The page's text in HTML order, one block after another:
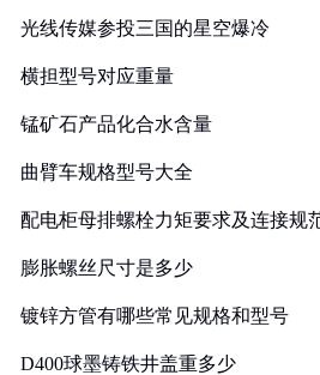
光线传媒参投三国的星空爆冷
横担型号对应重量
锰矿石产品化合水含量
曲臂车规格型号大全
配电柜母排螺栓力矩要求及连接规
膨胀螺丝尺寸是多少
镀锌方管有哪些常见规格和型号
D400球墨铸铁井盖重多少